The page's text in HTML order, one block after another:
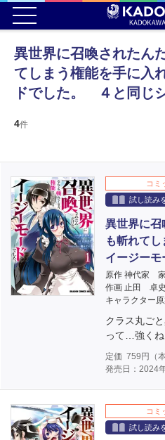
異世界に召喚されたん
てしまう権能を手に入
ドでした。 ４と同じ
4件
コミ
試し読み
異世界に召
も斬れて
イージー
原作 神代家
作画 止田 卓史
キャラクター
クラス丸ご
って…強くね
定価 759 円（
発売日：2024
コミ
試し読み